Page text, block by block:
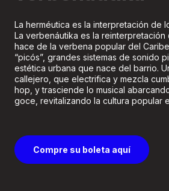
La herméutica es la interpretación de
La verbenáutika es la reinterpretación
hace de la verbena popular del
“picós”, grandes sistemas de sonido
estética urbana que nace del barrio.
callejero, que electrifica y mezcla
hop, y trasciende lo musical
goce, revitalizando la cultura popular
Compre su boleta aquí